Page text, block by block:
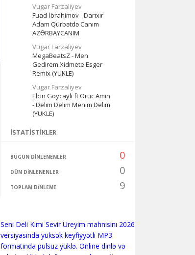
Vugar Farzaliyev
Fuad İbrahimov - Darıxır
Adam Qürbətdə Canım
AZƏRBAYCANIM
Vugar Farzaliyev
MegaBeatsZ - Men
Gedirem Xidmete Esger
Remix (YUKLE)
Vugar Farzaliyev
Elcin Goycayli ft Oruc Amin
- Delim Delim Menim Delim
(YUKLE)
İSTATISTIKLER
BUGÜN DINLENENLER 0
DÜN DINLENENLER 0
TOPLAM DINLEME 9
Seni Deli Kimi Sevir Ureyim mahnısını 2026
versiyasında yüksək keyfiyyətli MP3
formatında pulsuz yüklə. Online dinlə və